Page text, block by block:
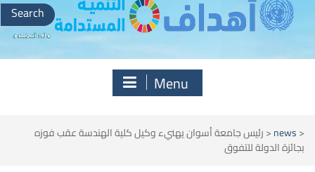
Search
for:
Menu
<
news
<رئيس جامعة أسوان يهنيء وكيل كلية الهندسة عقب فوزه
بجائزة الدولة للتفوق